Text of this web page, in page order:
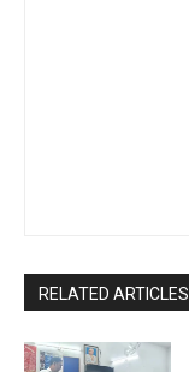
RELATED ARTICLES